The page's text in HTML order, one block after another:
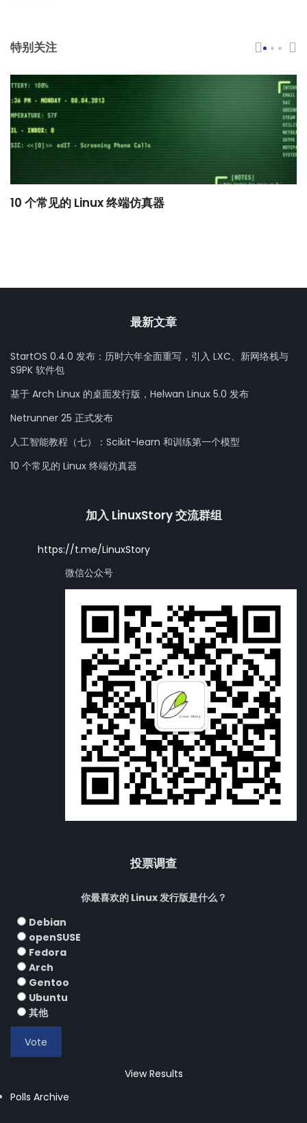
特别关注
10 个常见的 Linux 终端仿真器
最新文章
StartOS 0.4.0 发布：历时六年全面重写，引入 LXC、新网络栈与
S9PK 软件包
基于 Arch Linux 的桌面发行版，Helwan Linux 5.0 发布
Netrunner 25 正式发布
人工智能教程（七）：Scikit-learn 和训练第一个模型
10 个常见的 Linux 终端仿真器
加入 LinuxStory 交流群组
https://t.me/LinuxStory
微信公众号
投票调查
你最喜欢的 Linux 发行版是什么？
Debian
openSUSE
Fedora
Arch
Gentoo
Ubuntu
其他
View Results
Polls Archive